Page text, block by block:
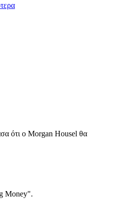
ότι ο Morgan Housel θα
Money".